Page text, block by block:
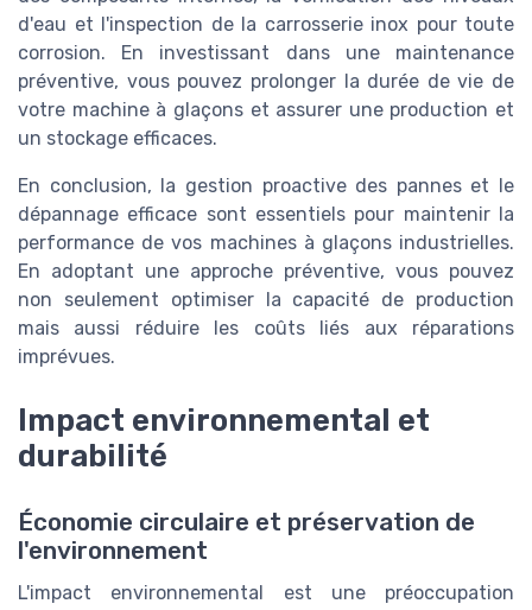
d'eau et l'inspection de la carrosserie inox pour toute
corrosion. En investissant dans une maintenance
préventive, vous pouvez prolonger la durée de vie de
votre machine à glaçons et assurer une production et
un stockage efficaces.
En conclusion, la gestion proactive des pannes et le
dépannage efficace sont essentiels pour maintenir la
performance de vos machines à glaçons industrielles.
En adoptant une approche préventive, vous pouvez
non seulement optimiser la capacité de production
mais aussi réduire les coûts liés aux réparations
imprévues.
Impact environnemental et
durabilité
Économie circulaire et préservation de
l'environnement
L'impact environnemental est une préoccupation